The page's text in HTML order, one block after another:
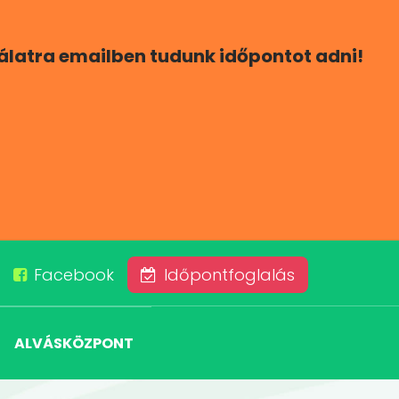
emailben tudunk időpontot adni!
Időpontfoglalás
Facebook
ALVÁSKÖZPONT